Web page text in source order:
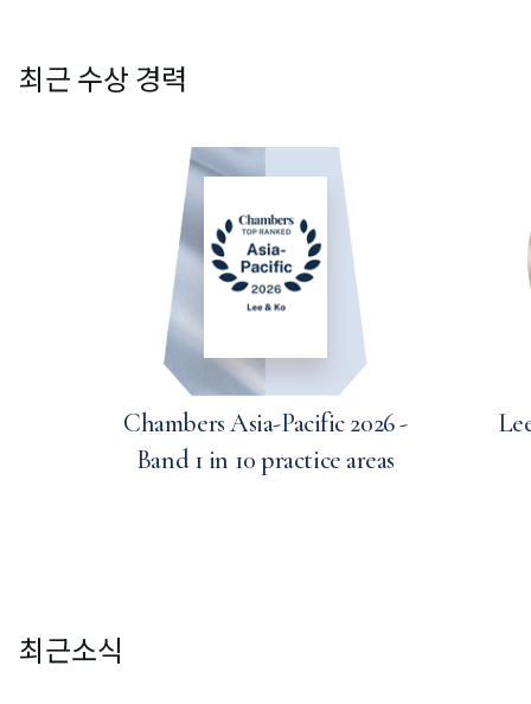
최근 수상 경력
Chambers Asia-Pacific 2026 -
Band 1 in 10 practice areas
최근소식